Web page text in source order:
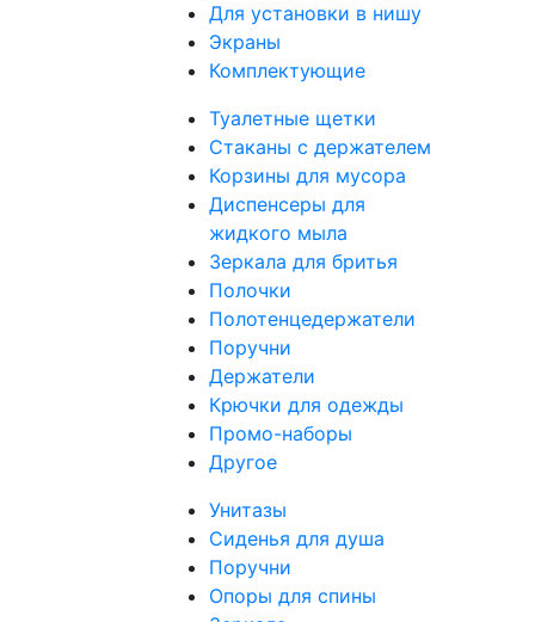
Для установки в нишу
Экраны
Комплектующие
Туалетные щетки
Стаканы с держателем
Корзины для мусора
Диспенсеры для
жидкого мыла
Зеркала для бритья
Полочки
Полотенцедержатели
Поручни
Держатели
Крючки для одежды
Промо-наборы
Другое
Унитазы
Сиденья для душа
Поручни
Опоры для спины